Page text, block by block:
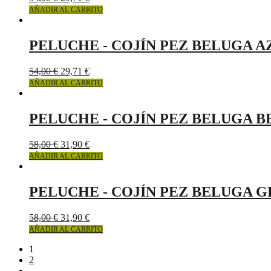
AÑADIR AL CARRITO
PELUCHE - COJÍN PEZ BELUGA
54,00€ 29,71 €
AÑADIR AL CARRITO
PELUCHE - COJÍN PEZ BELUGA
58,00€ 31,90 €
AÑADIR AL CARRITO
PELUCHE - COJÍN PEZ BELUGA
58,00€ 31,90 €
AÑADIR AL CARRITO
1
2